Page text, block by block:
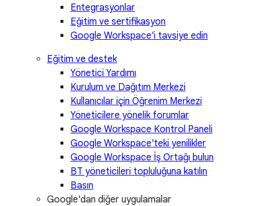
Entegrasyonlar
Eğitim ve sertifikasyon
Google Workspace'i tavsiye edin
Eğitim ve destek
Yönetici Yardımı
Kurulum ve Dağıtım Merkezi
Kullanıcılar için Öğrenim Merkezi
Yöneticilere yönelik forumlar
Google Workspace Kontrol Paneli
Google Workspace'teki yenilikler
Google Workspace İş Ortağı bulun
BT yöneticileri topluluğuna katılın
Basın
Google'dan diğer uygulamalar